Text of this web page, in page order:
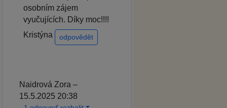
osobním zájem
vyučujících. Díky moc!!!!
Kristýna
odpovědět
Naidrová Zora –
15.5.2025 20:38